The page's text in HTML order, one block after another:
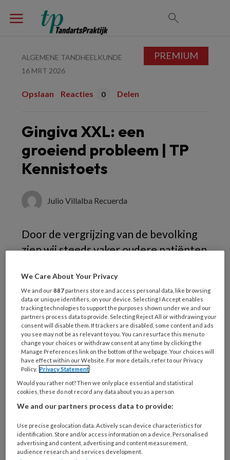
ALGEMENE TANDHEELKUNDE
16 MRT 2026
Opslaan Reacties 0 Delen
Gingiva XXL: een
groeiend probleem | TP
Kennistoets
Julio Villalba Recuerda
Door de vergrijzing van de bevolking
zien wij steeds vaker oudere patiënten
polyfarmacie. Hypertensie wordt
veelal behandeld met
calciumantagonisten, die bekende
bijwerkingen kunnen hebben,
waaronder gingivale overgroei. Deze
casus illustreert hoe medicatiegebruik,
algemene gezondheid en
mondgezondheid elkaar beïnvloeden
en benadrukt het belang van een
PREMIUM
We Care About Your Privacy
We and our887 partners store and access personal data, like browsing
data or unique identifiers, on your device. Selecting I Accept enables
tracking technologies to support the purposes shown under we and our
partners process data to provide. Selecting Reject All or withdrawing your
consent will disable them. If trackers are disabled, some content and ads
you see may not be as relevant to you. You can resurface this menu to
change your choices or withdraw consent at any time by clicking the
Manage Preferences link on the bottom of the webpage. Your choices will
have effect within our Website. For more details, refer to our Privacy
Policy. Privacy Statement
Would you rather not? Then we only place essential and statistical
cookies, these do not record any data about you as a person
We and our partners process data to provide:
Use precise geolocation data. Actively scan device characteristics for
identification. Store and/or access information on a device. Personalised
advertising and content, advertising and content measurement,
audience research and services development.